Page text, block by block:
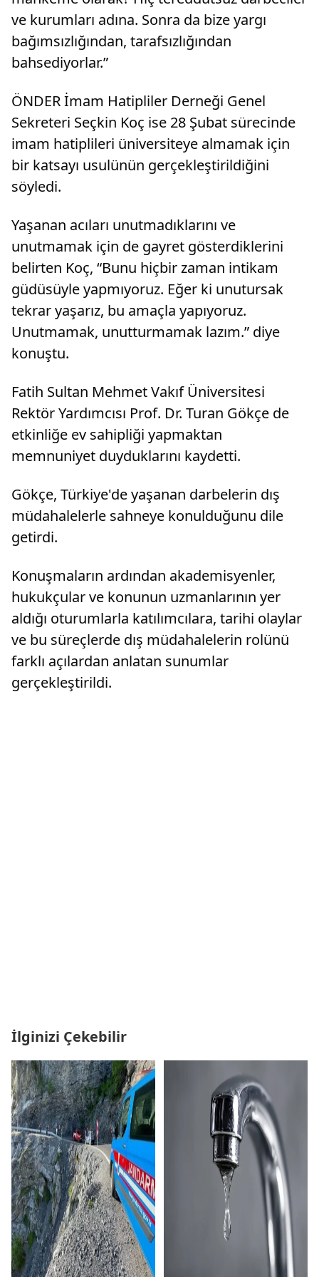
ve kurumları adına. Sonra da bize yargı
bağımsızlığından, tarafsızlığından
bahsediyorlar.”
ÖNDER İmam Hatipliler Derneği Genel
Sekreteri Seçkin Koç ise 28 Şubat sürecinde
imam hatiplileri üniversiteye almamak için
bir katsayı usulünün gerçekleştirildiğini
söyledi.
Yaşanan acıları unutmadıklarını ve
unutmamak için de gayret gösterdiklerini
belirten Koç, “Bunu hiçbir zaman intikam
güdüsüyle yapmıyoruz. Eğer ki unutursak
tekrar yaşarız, bu amaçla yapıyoruz.
Unutmamak, unutturmamak lazım.” diye
konuştu.
Fatih Sultan Mehmet Vakıf Üniversitesi
Rektör Yardımcısı Prof. Dr. Turan Gökçe de
etkinliğe ev sahipliği yapmaktan
memnuniyet duyduklarını kaydetti.
Gökçe, Türkiye'de yaşanan darbelerin dış
müdahalelerle sahneye konulduğunu dile
getirdi.
Konuşmaların ardından akademisyenler,
hukukçular ve konunun uzmanlarının yer
aldığı oturumlarla katılımcılara, tarihi olaylar
ve bu süreçlerde dış müdahalelerin rolünü
farklı açılardan anlatan sunumlar
gerçekleştirildi.
İlginizi Çekebilir